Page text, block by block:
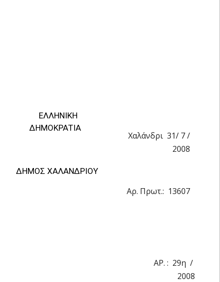
ΕΛΛΗΝΙΚΗ
ΔΗΜΟΚΡΑΤΙΑ
Χαλάνδρι 31/ 7 /
2008
ΔΗΜΟΣ ΧΑΛΑΝΔΡΙΟΥ
Αρ. Πρωτ.: 13607
ΑΡ. : 29η /
2008